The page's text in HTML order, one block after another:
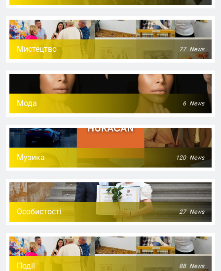
Мистецтво 77 News
Мода 6 News
Музика 120 News
Особистості 27 News
Події 88 News